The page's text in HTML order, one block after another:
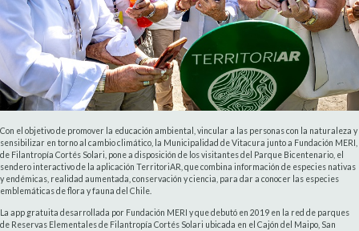
Con el objetivo de promover la educación ambiental, vincular a las personas con la naturaleza y
sensibilizar en torno al cambio climático, la Municipalidad de Vitacura junto a Fundación MERI,
de Filantropía Cortés Solari, pone a disposición de los visitantes del Parque Bicentenario, el
sendero interactivo de la aplicación TerritoriAR, que combina información de especies nativas
y endémicas, realidad aumentada, conservación y ciencia, para dar a conocer las especies
emblemáticas de flora y fauna del Chile.
La app gratuita desarrollada por Fundación MERI y que debutó en 2019 en la red de parques
de Reservas Elementales de Filantropía Cortés Solari ubicada en el Cajón del Maipo, San